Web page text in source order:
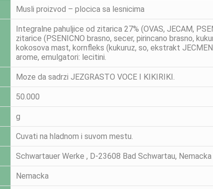
Musli proizvod – plocica sa lesnicima
Integralne pahuljice od zitarica 27% (OVAS, JECAM,
zitarice (PSENICNO brasno, secer, pirincano brasno,
kokosova mast, kornfleks (kukuruz, so, ekstrakt
arome, emulgatori: lecitini.
Moze da sadrzi JEZGRASTO VOCE I KIKIRIKI.
50.000
g
Cuvati na hladnom i suvom mestu.
Schwartauer Werke , D-23608 Bad Schwartau,
Nemacka